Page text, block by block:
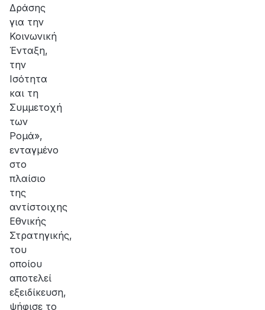
Δράσης
για την
Κοινωνική
Ένταξη,
την
Ισότητα
και τη
Συμμετοχή
των
Ρομά»,
ενταγμένο
στο
πλαίσιο
της
αντίστοιχης
Εθνικής
Στρατηγικής,
του
οποίου
αποτελεί
εξειδίκευση,
ψήφισε το